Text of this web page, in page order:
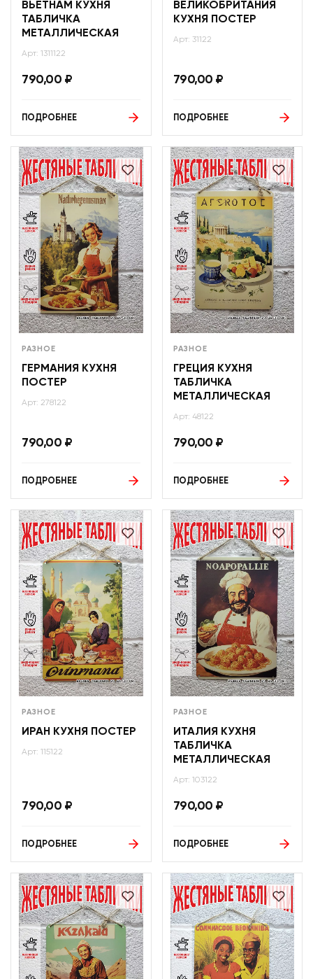
ВЬЕТНАМ КУХНЯ
ТАБЛИЧКА
МЕТАЛЛИЧЕСКАЯ
Арт: 1311122
790,00 ₽
ПОДРОБНЕЕ
ВЕЛИКОБРИТАНИЯ
КУХНЯ ПОСТЕР
Арт: 31122
790,00 ₽
ПОДРОБНЕЕ
РАЗНОЕ
ГЕРМАНИЯ КУХНЯ
ПОСТЕР
Арт: 278122
790,00 ₽
ПОДРОБНЕЕ
РАЗНОЕ
ГРЕЦИЯ КУХНЯ
ТАБЛИЧКА
МЕТАЛЛИЧЕСКАЯ
Арт: 48122
790,00 ₽
ПОДРОБНЕЕ
РАЗНОЕ
ИРАН КУХНЯ ПОСТЕР
Арт: 115122
790,00 ₽
ПОДРОБНЕЕ
РАЗНОЕ
ИТАЛИЯ КУХНЯ
ТАБЛИЧКА
МЕТАЛЛИЧЕСКАЯ
Арт: 103122
790,00 ₽
ПОДРОБНЕЕ